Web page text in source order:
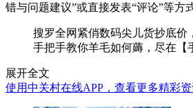
错与问题建议”或直接发表“评论”等方
搜罗全网紧俏数码尖儿货抄底价
手把手教你羊毛如何薅，尽在【
展开全文
使用中关村在线APP，查看更多精彩